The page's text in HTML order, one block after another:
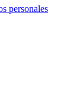
personales